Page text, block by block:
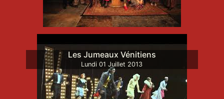
Les Jumeaux Vénitiens
Lundi 01 Juillet 2013